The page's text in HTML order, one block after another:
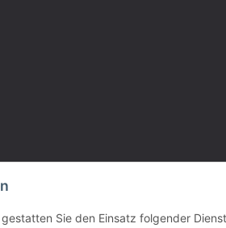
Sie den Einsatz folgender